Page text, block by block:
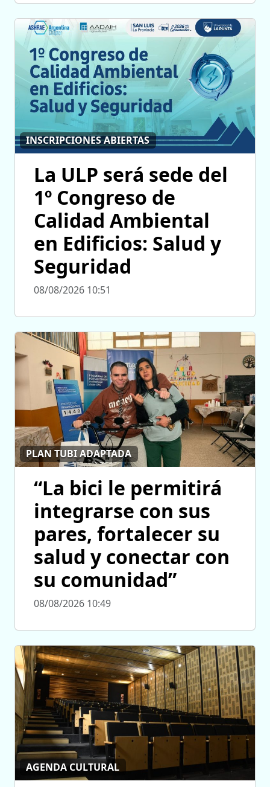
INSCRIPCIONES ABIERTAS
La ULP será sede del
1º Congreso de
Calidad Ambiental
en Edificios: Salud y
Seguridad
08/08/2026 10:51
PLAN TUBI ADAPTADA
“La bici le permitirá
integrarse con sus
pares, fortalecer su
salud y conectar con
su comunidad”
08/08/2026 10:49
AGENDA CULTURAL